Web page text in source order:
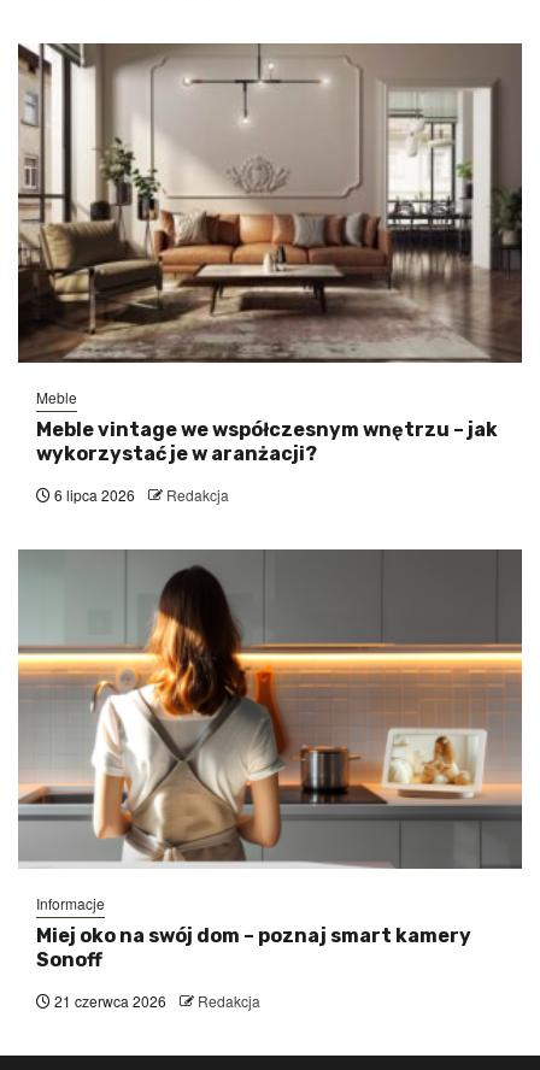
Meble
Meble vintage we współczesnym wnętrzu – jak
wykorzystać je w aranżacji?
6 lipca 2026 Redakcja
Informacje
Miej oko na swój dom – poznaj smart kamery
Sonoff
21 czerwca 2026 Redakcja